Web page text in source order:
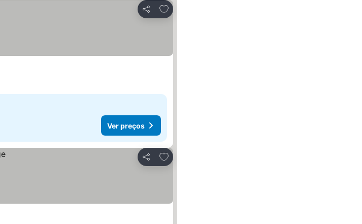
Partilhar
Adicionar aos favoritos
Ver preços
Partilhar
Adicionar aos favoritos